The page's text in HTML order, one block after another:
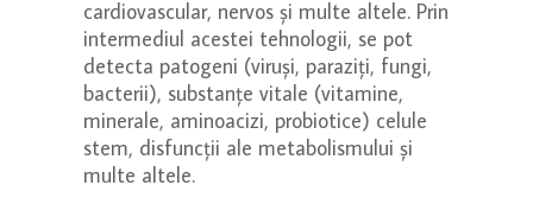
cardiovascular, nervos și multe altele. Prin
intermediul acestei tehnologii, se pot
detecta patogeni (viruși, paraziți, fungi,
bacterii), substanțe vitale (vitamine,
minerale, aminoacizi, probiotice) celule
stem, disfuncții ale metabolismului și
multe altele.